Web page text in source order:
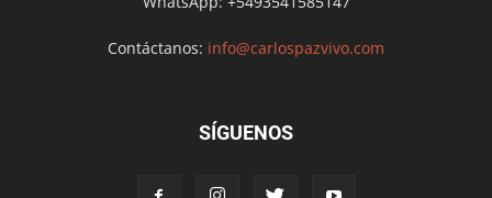
Contáctanos: info@carlospazvivo.com
SÍGUENOS